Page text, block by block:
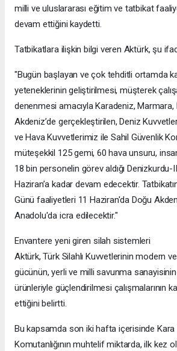
milli ve uluslararası eğitim ve tatbikat
devam ettiğini kaydetti.
Tatbikatlara ilişkin bilgi veren Aktürk, şu
"Bugün başlayan ve çok tehditli ortamda
yeteneklerinin geliştirilmesi, müşterek
denenmesi amacıyla Karadeniz, Marmara,
Akdeniz’de gerçekleştirilen, Deniz
ve Hava Kuvvetlerimiz ile Sahil Güvenlik
müteşekkil 125 gemi, 60 hava unsuru,
18 bin personelin görev aldığı Denizkurdu-
Haziran’a kadar devam edecektir.
Günü faaliyetleri 11 Haziran'da Doğu
Anadolu'da icra edilecektir."
Envantere yeni giren silah sistemleri
Aktürk, Türk Silahlı Kuvvetlerinin modern
gücünün, yerli ve milli savunma
ürünleriyle güçlendirilmesi çalışmalarının
ettiğini belirtti.
Bu kapsamda son iki hafta içerisinde Kara
Komutanlığının muhtelif miktarda, ilk kez